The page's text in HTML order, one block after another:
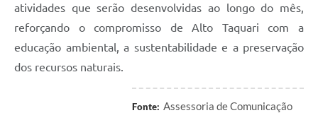
atividades que serão desenvolvidas ao longo do mês,
reforçando o compromisso de Alto Taquari com a
educação ambiental, a sustentabilidade e a preservação
dos recursos naturais.
Fonte: Assessoria de Comunicação